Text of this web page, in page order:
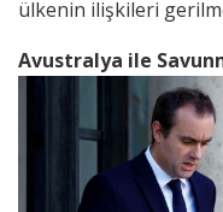
ülkenin ilişkileri
Avustralya ile